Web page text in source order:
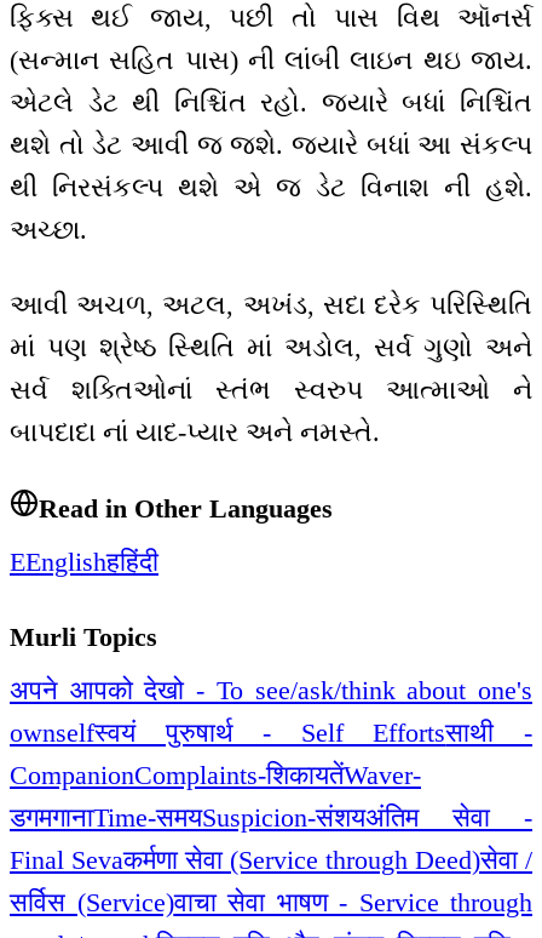
ફિક્સ થઈ જાય, પછી તો પાસ વિથ ઑનર્સ
(સન્માન સહિત પાસ) ની લાંબી લાઇન થઇ જાય.
એટલે ડેટ થી નિશ્ચિંત રહો. જ્યારે બધાં નિશ્ચિંત
થશે તો ડેટ આવી જ જશે. જ્યારે બધાં આ સંકલ્પ
થી નિરસંકલ્પ થશે એ જ ડેટ વિનાશ ની હશે.
અચ્છા.
આવી અચળ, અટલ, અખંડ, સદા દરેક પરિસ્થિતિ
માં પણ શ્રેષ્ઠ સ્થિતિ માં અડોલ, સર્વ ગુણો અને
સર્વ શક્તિઓનાં સ્તંભ સ્વરુપ આત્માઓ ને
બાપદાદા નાં યાદ-પ્યાર અને નમસ્તે.
Read in Other Languages
EEnglishहहिंदी
Murli Topics
अपने आपको देखो - To see/ask/think about one's
ownselfस्वयं पुरुषार्थ - Self Effortsसाथी -
CompanionComplaints-शिकायतेंWaver-
डगमगानाTime-समयSuspicion-संशयअंतिम सेवा -
Final Sevaकर्मणा सेवा (Service through Deed)सेवा /
सर्विस (Service)वाचा सेवा भाषण - Service through